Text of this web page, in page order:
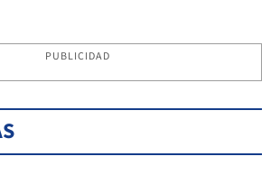
PUBLICIDAD